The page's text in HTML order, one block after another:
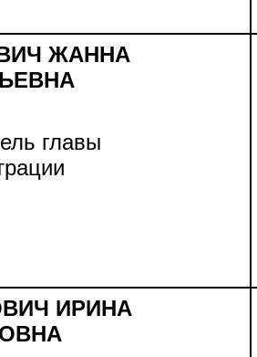
ЖАННА
главы
ИРИНА